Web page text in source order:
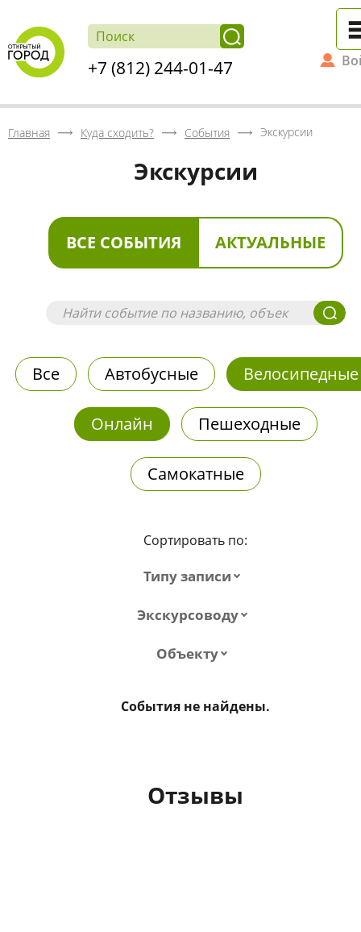
+7 (812) 244-01-47
Главная Куда сходить? События Экскурсии
Экскурсии
ВСЕ СОБЫТИЯ АКТУАЛЬНЫЕ
Все Автобусные Велосипедные
Онлайн Пешеходные
Самокатные
Сортировать по:
Типу записи
Экскурсоводу
Объекту
События не найдены.
Отзывы